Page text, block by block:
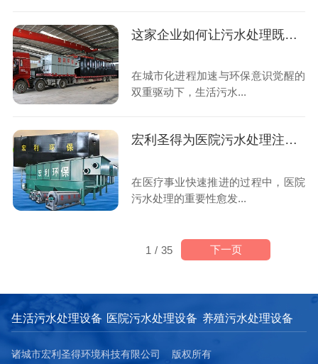
这家企业如何让污水处理既智能又省钱？
在城市化进程加速与环保意识觉醒的
双重驱动下，生活污水...
宏利圣得为医院污水处理注入新活力
在医疗事业快速推进的过程中，医院
污水处理的重要性愈发...
1 / 35 下一页
生活污水处理设备 医院污水处理设备 养殖污水处理设备
诸城市宏利圣得环境科技有限公司 版权所有